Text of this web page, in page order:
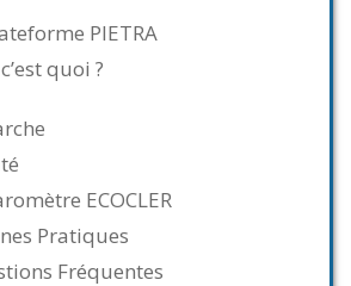
PIETRA
quoi ?
ECOCLER
Pratiques
Fréquentes